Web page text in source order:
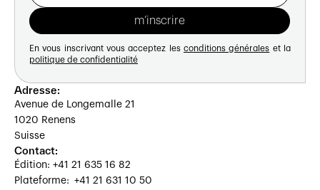
En vous inscrivant vous acceptez les conditions générales et la
politique de confidentialité
Adresse:
Avenue de Longemalle 21
1020 Renens
Suisse
Contact:
Édition: +41 21 635 16 82
Plateforme: +41 21 631 10 50